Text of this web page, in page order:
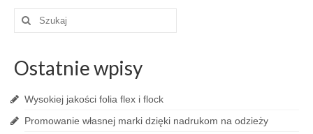
Szuklaj
Ostatnie wpisy
Wysokiej jakości folia flex i flock
Promowanie własnej marki dzięki nadrukom na odzieży